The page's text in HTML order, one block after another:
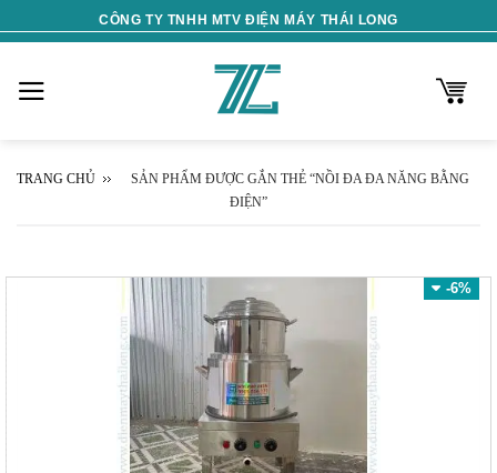
to
CÔNG TY TNHH MTV ĐIỆN MÁY THÁI LONG
TRANG CHỦ
SẢN PHẨM ĐƯỢC GẮN THẺ “NỒI ĐA ĐA NĂNG BẰNG
ĐIỆN”
-6%